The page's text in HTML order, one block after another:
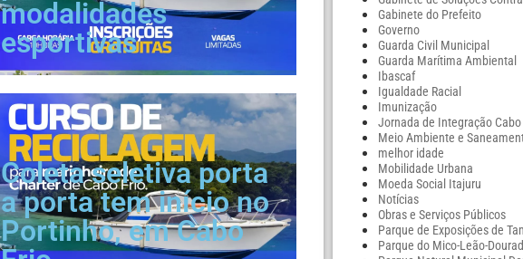
modalidades
esportivas
Coleta seletiva porta
a porta tem início no
Portinho, em Cabo
Gabinete do Prefeito
Governo
Guarda Civil Municipal
Guarda Marítima Ambiental
Ibascaf
Igualdade Racial
Imunização
Jornada de Integração
Meio Ambiente e
melhor idade
Mobilidade Urbana
Moeda Social Itajuru
Notícias
Obras e Serviços Públicos
Parque de Exposições de
Parque do Mico-Leão-